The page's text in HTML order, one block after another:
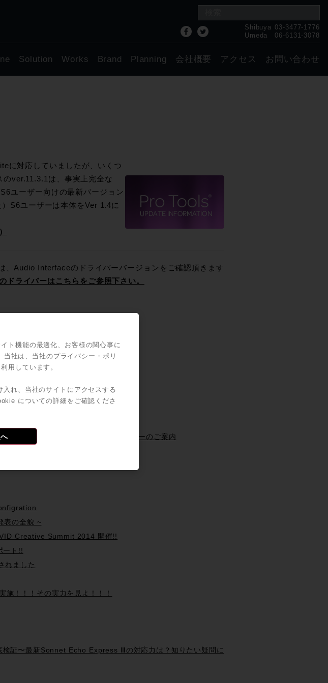
Shibuya 03-3477-1776
Umeda
06-6131-3078
Solution Works Brand Planning 会社概要 アクセス お問い合わせ
に対応していましたが、いくつ
ver.11.3.1は、事実上完全な
ユーザー向けの最新バージョン
S6ユーザーは本体をVer 1.4に
、Audio Interfaceのドライバーバージョンをご確認頂きます
ドライバーはこちらをご参照下さい。
12日時点のものです。
ング・ソリューション 最新動向セミナーのご案内
表の全貌 ~
Creative Summit 2014 開催!!
ート!!
れました
！！！その実力を見よ！！！
証〜最新Sonnet Echo Express Ⅲの対応力は？知りたい疑問に
ト機能の最適化、お客様の関心事に
社は、当社のプライバシー・ポリ
用しています。
れ、当社のサイトにアクセスする
についての詳細をご確認くださ